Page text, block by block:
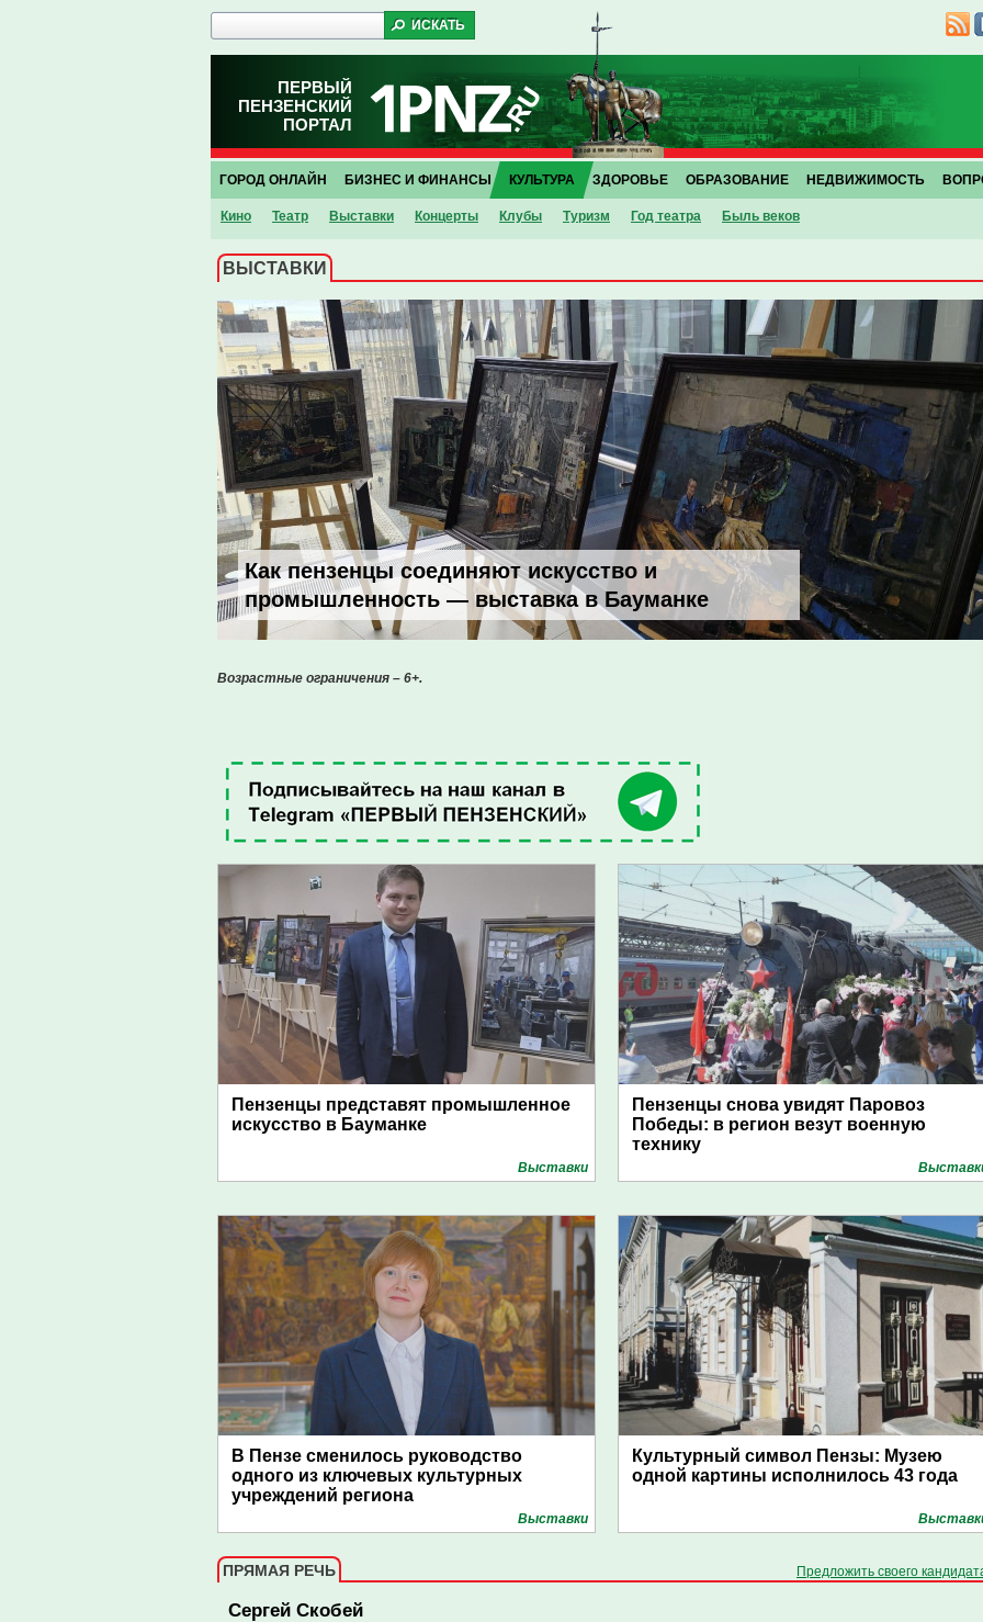
ПЕРВЫЙ
ПЕНЗЕНСКИЙ
ПОРТАЛ
ГОРОД ОНЛАЙН БИЗНЕС И ФИНАНСЫ КУЛЬТУРА
Кино Театр Выставки Концерты Клубы Туризм Год театра Быль веков
ЗДОРОВЬЕ ОБРАЗОВАНИЕ НЕДВИЖИМОСТЬ
ВЫСТАВКИ
Как пензенцы соединяют искусство и
промышленность — выставка в Бауманке
Возрастные ограничения – 6+.
Пензенцы представят промышленное
искусство в Бауманке
Выставки
Пензенцы снова увидят Паровоз
Победы: в регион везут военную
технику
В Пензе сменилось руководство
одного из ключевых культурных
учреждений региона
Выставки
Культурный символ Пензы: Музею
одной картины исполнилось 43 года
ПРЯМАЯ РЕЧЬ Предложить своего
Сергей Скобей